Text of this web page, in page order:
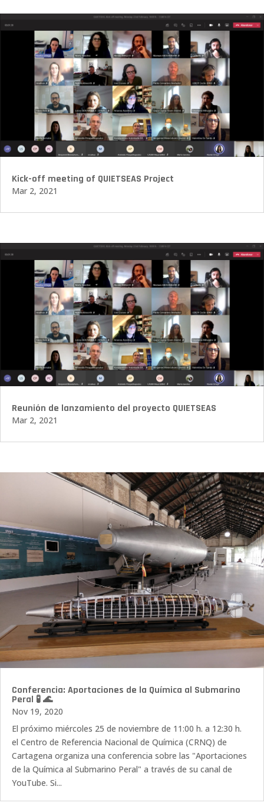
Kick-off meeting of QUIETSEAS Project
Mar 2, 2021
Reunión de lanzamiento del proyecto QUIETSEAS
Mar 2, 2021
Conferencia: Aportaciones de la Química al Submarino
Peral 🧪 🌊
Nov 19, 2020
El próximo miércoles 25 de noviembre de 11:00 h. a 12:30 h.
el Centro de Referencia Nacional de Química (CRNQ) de
Cartagena organiza una conferencia sobre las "Aportaciones
de la Química al Submarino Peral" a través de su canal de
YouTube. Si...